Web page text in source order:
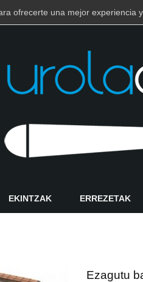
EKINTZAK ERREZETAK
Ezagutu
ofrecerte una mejor